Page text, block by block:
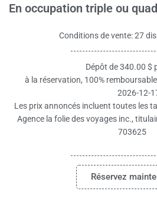
En occupation triple ou
Conditions de vente: 27
Dépôt de 340.00 $
à la réservation, 100%
2026-12-
Les prix annoncés incluent toutes les
Agence la folie des voyages inc.,
703625
Réservez